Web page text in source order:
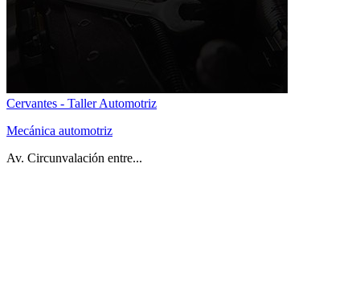
Cervantes - Taller Automotriz
Mecánica automotriz
Av. Circunvalación entre...